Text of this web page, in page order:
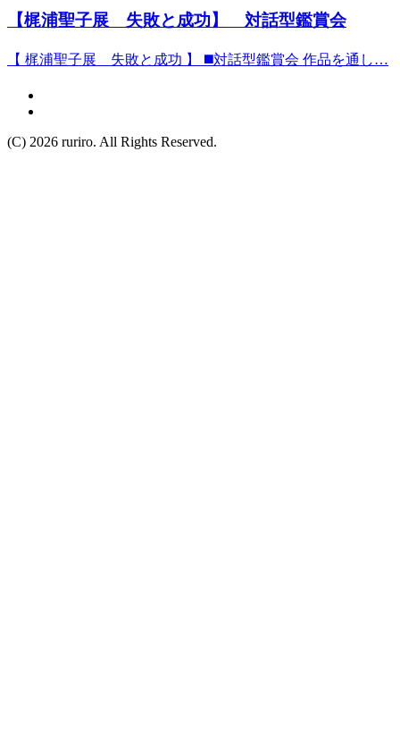
【梶浦聖子展 失敗と成功】 対話型鑑賞会
【 梶浦聖子展 失敗と成功 】 ◼️対話型鑑賞会 作品を通し…
(C) 2026 ruriro. All Rights Reserved.